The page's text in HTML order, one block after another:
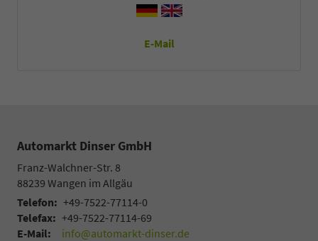
E-Mail
Automarkt Dinser GmbH
Franz-Walchner-Str. 8
88239 Wangen im Allgäu
Telefon: +49-7522-77114-0
Telefax: +49-7522-77114-69
E-Mail:
info@automarkt-dinser.de